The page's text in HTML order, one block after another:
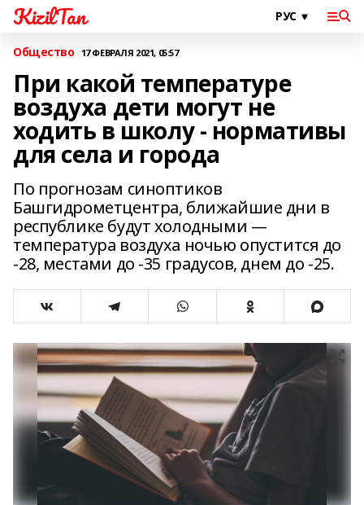
KizilTan
Общество 17 ФЕВРАЛЯ 2021, 05:57
При какой температуре
воздуха дети могут не
ходить в школу - нормативы
для села и города
По прогнозам синоптиков
Башгидрометцентра, ближайшие дни в
республике будут холодными —
температура воздуха ночью опустится до
-28, местами до -35 градусов, днем до -25.